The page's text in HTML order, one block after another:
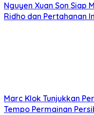
Nguyen Xuan Son Siap
Ridho dan Pertahanan
Marc Klok Tunjukkan
Tempo Permainan